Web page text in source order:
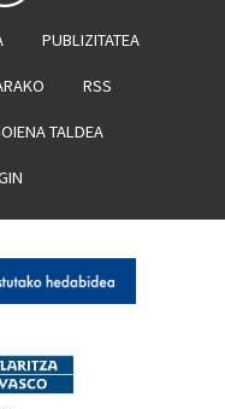
PUBLIZITATEA
RSS
TALDEA